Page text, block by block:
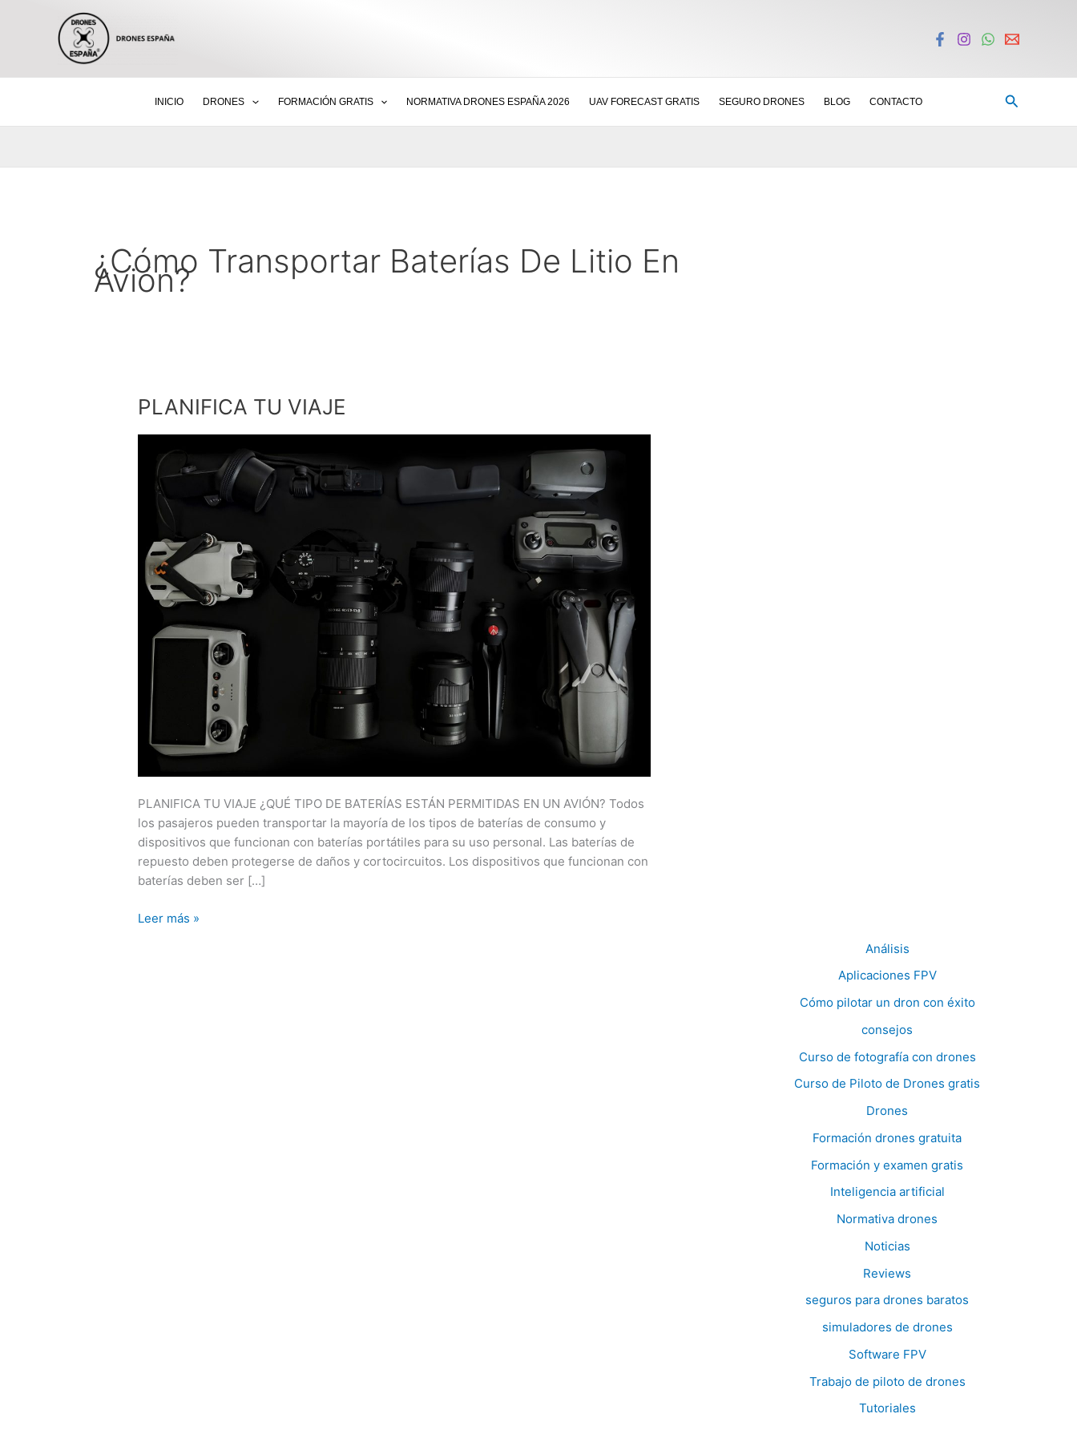
INICIO DRONES FORMACIÓN GRATIS NORMATIVA DRONES ESPAÑA 2026 UAV FORECAST GRATIS SEGURO DRONES BLOG CONTACTO Buscar
¿Cómo Transportar Baterías De Litio En
Avión?
PLANIFICA TU VIAJE
PLANIFICA TU VIAJE ¿QUÉ TIPO DE BATERÍAS ESTÁN PERMITIDAS EN UN AVIÓN? Todos
los pasajeros pueden transportar la mayoría de los tipos de baterías de consumo y
dispositivos que funcionan con baterías portátiles para su uso personal. Las baterías de
repuesto deben protegerse de daños y cortocircuitos. Los dispositivos que funcionan con
baterías deben ser […]
PLANIFICA
Leer más »
Análisis
Aplicaciones FPV
Cómo pilotar un dron con éxito
consejos
Curso de fotografía con drones
Curso de Piloto de Drones gratis
Drones
Formación drones gratuita
Formación y examen gratis
Inteligencia artificial
Normativa drones
Noticias
Reviews
seguros para drones baratos
simuladores de drones
Software FPV
Trabajo de piloto de drones
Tutoriales